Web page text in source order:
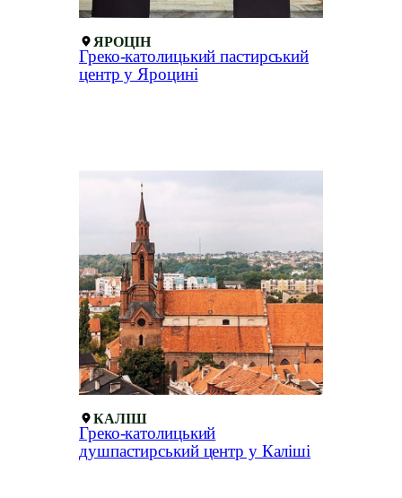
ЯРОЦІН
Греко-католицький пастирський
центр у Яроцині
КАЛІШ
Греко-католицький
душпастирський центр у Каліші